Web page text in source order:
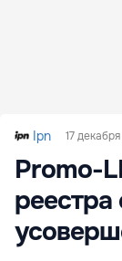
Ipn 17
Promo-